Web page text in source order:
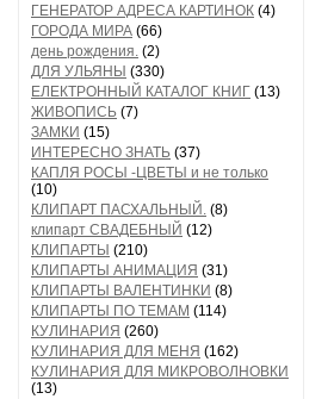
ГЕНЕРАТОР АДРЕСА КАРТИНОК (4)
ГОРОДА МИРА (66)
день рождения. (2)
ДЛЯ УЛЬЯНЫ (330)
ЕЛЕКТРОННЫЙ КАТАЛОГ КНИГ (13)
ЖИВОПИСЬ (7)
ЗАМКИ (15)
ИНТЕРЕСНО ЗНАТЬ (37)
КАПЛЯ РОСЫ -ЦВЕТЫ и не только
(10)
КЛИПАРТ ПАСХАЛЬНЫЙ. (8)
клипарт СВАДЕБНЫЙ (12)
КЛИПАРТЫ (210)
КЛИПАРТЫ АНИМАЦИЯ (31)
КЛИПАРТЫ ВАЛЕНТИНКИ (8)
КЛИПАРТЫ ПО ТЕМАМ (114)
КУЛИНАРИЯ (260)
КУЛИНАРИЯ ДЛЯ МЕНЯ (162)
КУЛИНАРИЯ ДЛЯ МИКРОВОЛНОВКИ
(13)